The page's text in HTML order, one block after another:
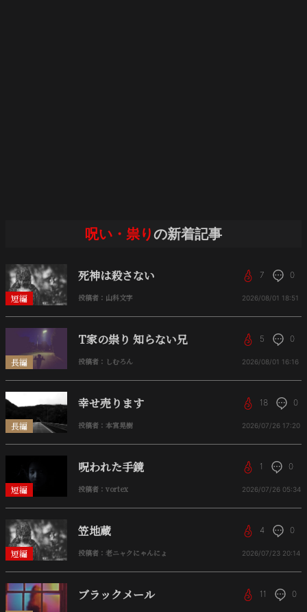
呪い・祟りの新着記事
短編
死神は殺さない
投稿者：山科文字
7 0
2026/08/01 18:51
長編
T家の祟り 知らない兄
投稿者：しむろん
5 0
2026/08/01 16:16
長編
幸せ売ります
投稿者：本宮晃樹
18 0
2026/07/26 17:20
短編
呪われた手鏡
投稿者：vortex
1 0
2026/07/26 05:34
短編
笠地蔵
投稿者：老ニャクにゃんにょ
4 0
2026/07/23 20:14
ブラックメール 11 0